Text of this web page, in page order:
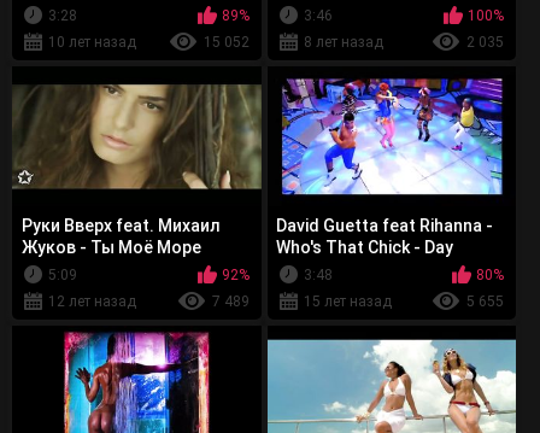
3:28
89%
10 лет назад
15 052
3:46
100%
8 лет назад
2 035
Руки Вверх feat. Михаил
Жуков - Ты Моё Море
5:09
92%
12 лет назад
7 489
David Guetta feat Rihanna -
Who's That Chick - Day
version
3:48
80%
15 лет назад
5 655